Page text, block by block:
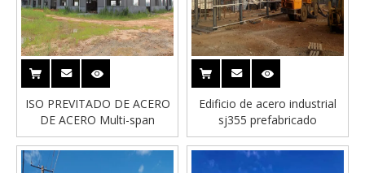
ISO PREVITADO DE ACERO
DE ACERO Multi-span
Edificio de acero industrial
sj355 prefabricado